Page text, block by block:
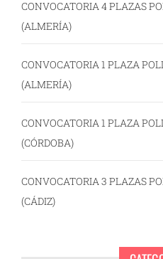
CONVOCATORIA 4 PLAZAS
(ALMERÍA)
CONVOCATORIA 1 PLAZA
(ALMERÍA)
CONVOCATORIA 1 PLAZA
(CÓRDOBA)
CONVOCATORIA 3 PLAZAS
(CÁDIZ)